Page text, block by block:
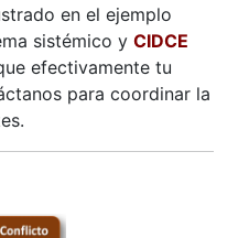
en el ejemplo
sistémico y CIDCE
efectivamente tu
para coordinar la